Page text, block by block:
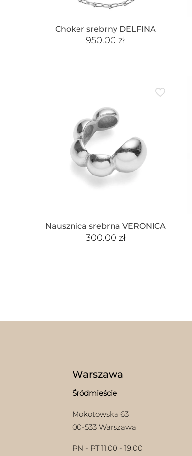
Choker srebrny DELFINA
950.00zł
Nausznica srebrna VERONICA
300.00 zł
Warszawa
Śródmieście
Mokotowska 63
00-533 Warszawa
PN - PT 11:00 - 19:00